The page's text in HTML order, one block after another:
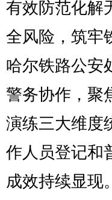
有效防范化解
全风险，筑牢
哈尔铁路公安
警务协作，聚
演练三大维度
作人员登记和
成效持续显现。​